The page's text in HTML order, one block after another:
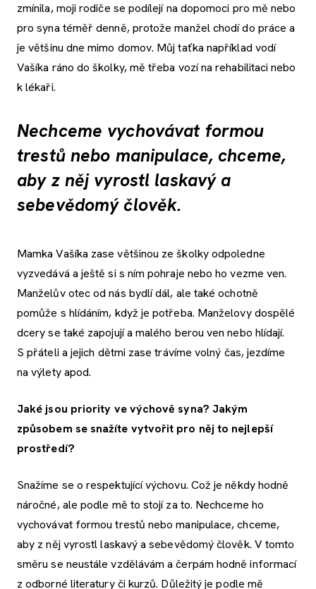
zmínila, moji rodiče se podílejí na dopomoci pro mě nebo
pro syna téměř denně, protože manžel chodí do práce a
je většinu dne mimo domov. Můj taťka například vodí
Vašíka ráno do školky, mě třeba vozí na rehabilitaci nebo
k lékaři.
Nechceme vychovávat formou
trestů nebo manipulace, chceme,
aby z něj vyrostl laskavý a
sebevědomý člověk.
Mamka Vašíka zase většinou ze školky odpoledne
vyzvedává a ještě si s ním pohraje nebo ho vezme ven.
Manželův otec od nás bydlí dál, ale také ochotně
pomůže s hlídáním, když je potřeba. Manželovy dospělé
dcery se také zapojují a malého berou ven nebo hlídají.
S přáteli a jejich dětmi zase trávíme volný čas, jezdíme
na výlety apod.
Jaké jsou priority ve výchově syna? Jakým
způsobem se snažíte vytvořit pro něj to nejlepší
prostředí?
Snažíme se o respektující výchovu. Což je někdy hodně
náročné, ale podle mě to stojí za to. Nechceme ho
vychovávat formou trestů nebo manipulace, chceme,
aby z něj vyrostl laskavý a sebevědomý člověk. V tomto
směru se neustále vzdělávám a čerpám hodně informací
z odborné literatury či kurzů. Důležitý je podle mě